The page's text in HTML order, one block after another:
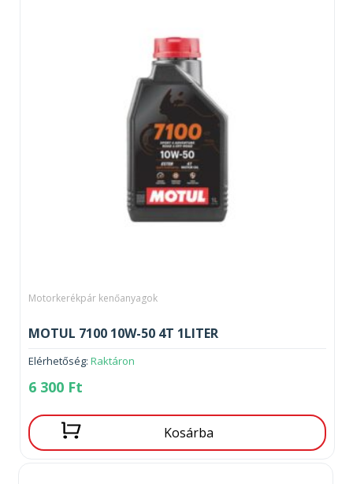
Motorkerékpár kenőanyagok
MOTUL 7100 10W-50 4T 1LITER
Elérhetőség: Raktáron
6 300 Ft
Kosárba